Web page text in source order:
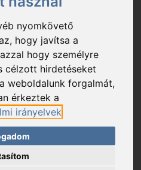
nyomkövető
hogy javítsa a
hogy személyre
célzott hirdetéseket
weboldalunk forgalmát,
érkeztek a
irányelvek